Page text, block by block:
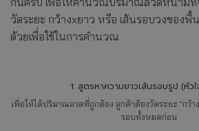
วัดระยะ กว้างxยาว หรือ เส้นรอบวงของ
ด้วยเพื่อใช้ในการคำนวณ
1. สูตรหาความยาวเส้นรอบรูป (หัว
เพื่อให้ได้ปริมาณลวดที่ถูกต้อง ลูกค้าต้องวัดระยะ “กว้า
รอบทั้งหมดก่อน